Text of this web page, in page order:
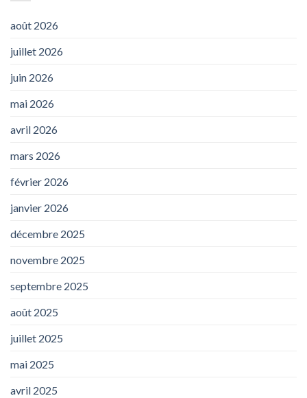
août 2026
juillet 2026
juin 2026
mai 2026
avril 2026
mars 2026
février 2026
janvier 2026
décembre 2025
novembre 2025
septembre 2025
août 2025
juillet 2025
mai 2025
avril 2025